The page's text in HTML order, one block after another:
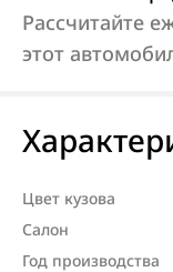
Рассчитайте
этот
Цвет кузова
Салон
Год производства